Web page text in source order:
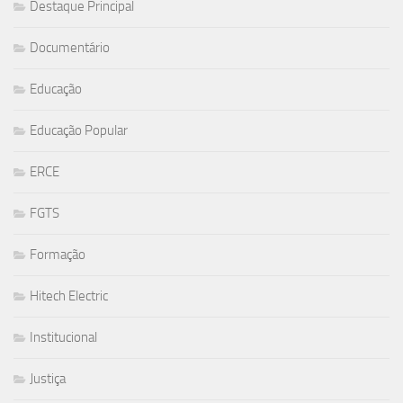
Destaque Principal
Documentário
Educação
Educação Popular
ERCE
FGTS
Formação
Hitech Electric
Institucional
Justiça